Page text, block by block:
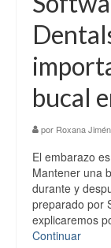
bucal
por Roxana
El embarazo
Mantener una
durante y
preparado por
explicaremos
Continuar